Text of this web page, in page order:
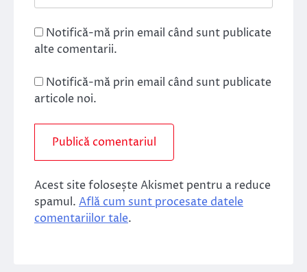
Notifică-mă prin email când sunt publicate
alte comentarii.
Notifică-mă prin email când sunt publicate
articole noi.
Acest site folosește Akismet pentru a reduce
spamul. Află cum sunt procesate datele
comentariilor tale.